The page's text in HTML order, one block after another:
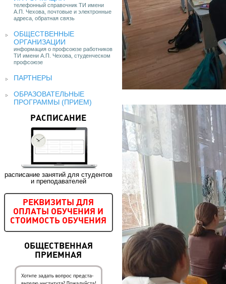
телефонный справочник ТИ имени
А.П. Чехова, почтовые и электронные
адреса, обратная связь
ОБЩЕСТВЕННЫЕ
ОРГАНИЗАЦИИ
информация о профсоюзе работников
ТИ имени А.П. Чехова, студенческом
профсоюзе
ПАРТНЕРЫ
ОБРАЗОВАТЕЛЬНЫЕ
ПРОГРАММЫ (ПРИЕМ)
РАСПИСАНИЕ
расписание занятий для студентов
и преподавателей
РЕКВИЗИТЫ ДЛЯ
ОПЛАТЫ ОБУЧЕНИЯ И
СТОИМОСТЬ ОБУЧЕНИЯ
ОБЩЕСТВЕННАЯ
ПРИЕМНАЯ